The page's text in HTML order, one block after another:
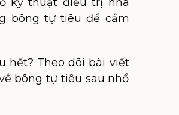
bông tự tiêu để cầm
hết? Theo dõi bài viết
bông tự tiêu sau nhổ